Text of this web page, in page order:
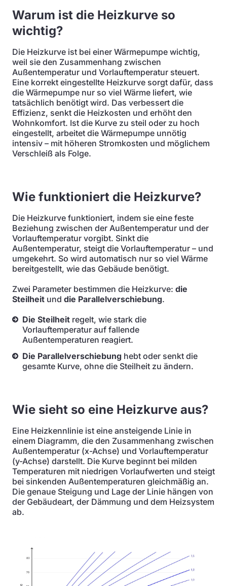
Warum ist die Heizkurve so
wichtig?
Die Heizkurve ist bei einer Wärmepumpe wichtig,
weil sie den Zusammenhang zwischen
Außentemperatur und Vorlauftemperatur steuert.
Eine korrekt eingestellte Heizkurve sorgt dafür, dass
die Wärmepumpe nur so viel Wärme liefert, wie
tatsächlich benötigt wird. Das verbessert die
Effizienz, senkt die Heizkosten und erhöht den
Wohnkomfort. Ist die Kurve zu steil oder zu hoch
eingestellt, arbeitet die Wärmepumpe unnötig
intensiv – mit höheren Stromkosten und möglichem
Verschleiß als Folge.
Wie funktioniert die Heizkurve?
Die Heizkurve funktioniert, indem sie eine feste
Beziehung zwischen der Außentemperatur und der
Vorlauftemperatur vorgibt. Sinkt die
Außentemperatur, steigt die Vorlauftemperatur – und
umgekehrt. So wird automatisch nur so viel Wärme
bereitgestellt, wie das Gebäude benötigt.
Zwei Parameter bestimmen die Heizkurve: die
Steilheit und die Parallelverschiebung.
Die Steilheit regelt, wie stark die
Vorlauftemperatur auf fallende
Außentemperaturen reagiert.
Die Parallelverschiebung hebt oder senkt die
gesamte Kurve, ohne die Steilheit zu ändern.
Wie sieht so eine Heizkurve aus?
Eine Heizkennlinie ist eine ansteigende Linie in
einem Diagramm, die den Zusammenhang zwischen
Außentemperatur (x-Achse) und Vorlauftemperatur
(y-Achse) darstellt. Die Kurve beginnt bei milden
Temperaturen mit niedrigen Vorlaufwerten und steigt
bei sinkenden Außentemperaturen gleichmäßig an.
Die genaue Steigung und Lage der Linie hängen von
der Gebäudeart, der Dämmung und dem Heizsystem
ab.